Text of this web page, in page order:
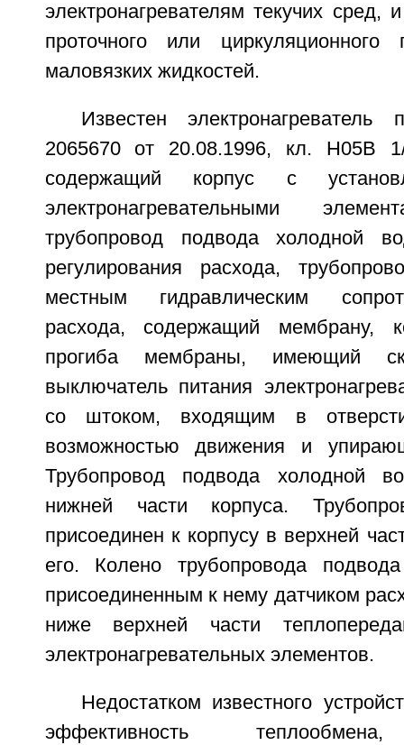
электронагревателям текучих сред,
проточного или
маловязких жидкостей.
Известен
2065670 от 20.08.1996, кл. Н05В
содержащий корпус с
электронагревательными
трубопровод подвода холодной
регулирования расхода,
местным гидравлическим
расхода, содержащий мембрану,
прогиба мембраны, имеющий
выключатель питания
со штоком, входящим в
возможностью движения и
Трубопровод подвода холодной
нижней части корпуса.
присоединен к корпусу в верхней
его. Колено трубопровода
присоединенным к нему датчиком
ниже верхней части
электронагревательных элементов.
Недостатком известного
эффективность